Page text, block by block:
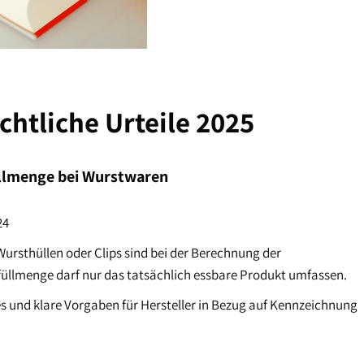
Urteile 2025
bei Wurstwaren
oder Clips sind bei der Berechnung der
darf nur das tatsächlich essbare Produkt umfassen.
klare Vorgaben für Hersteller in Bezug auf Kennzeichnung